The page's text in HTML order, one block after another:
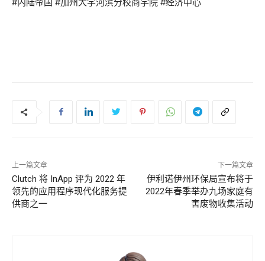
上一篇文章
Clutch 将 InApp 评为 2022 年
领先的应用程序现代化服务提
供商之一
下一篇文章
伊利诺伊州环保局宣布将于
2022年春季举办九场家庭有
害废物收集活动